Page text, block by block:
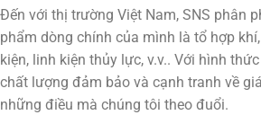
Đến với thị trường Việt Nam, SNS phân
phẩm dòng chính của mình là tổ hợp
kiện, linh kiện thủy lực, v.v.. Với hình
chất lượng đảm bảo và cạnh tranh về
những điều mà chúng tôi theo đuổi.